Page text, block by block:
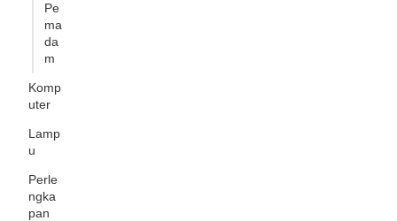
Pe
ma
da
m
Komp
uter
Lamp
u
Perle
ngka
pan